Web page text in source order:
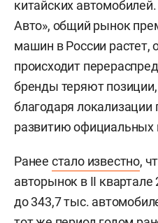
китайских
Авто», общий рынок
машин в России растет,
происходит
бренды теряют
благодаря локализации
развитию официальных
Ранее стало известно,
авторынок в II квартале
до 343,7 тыс.